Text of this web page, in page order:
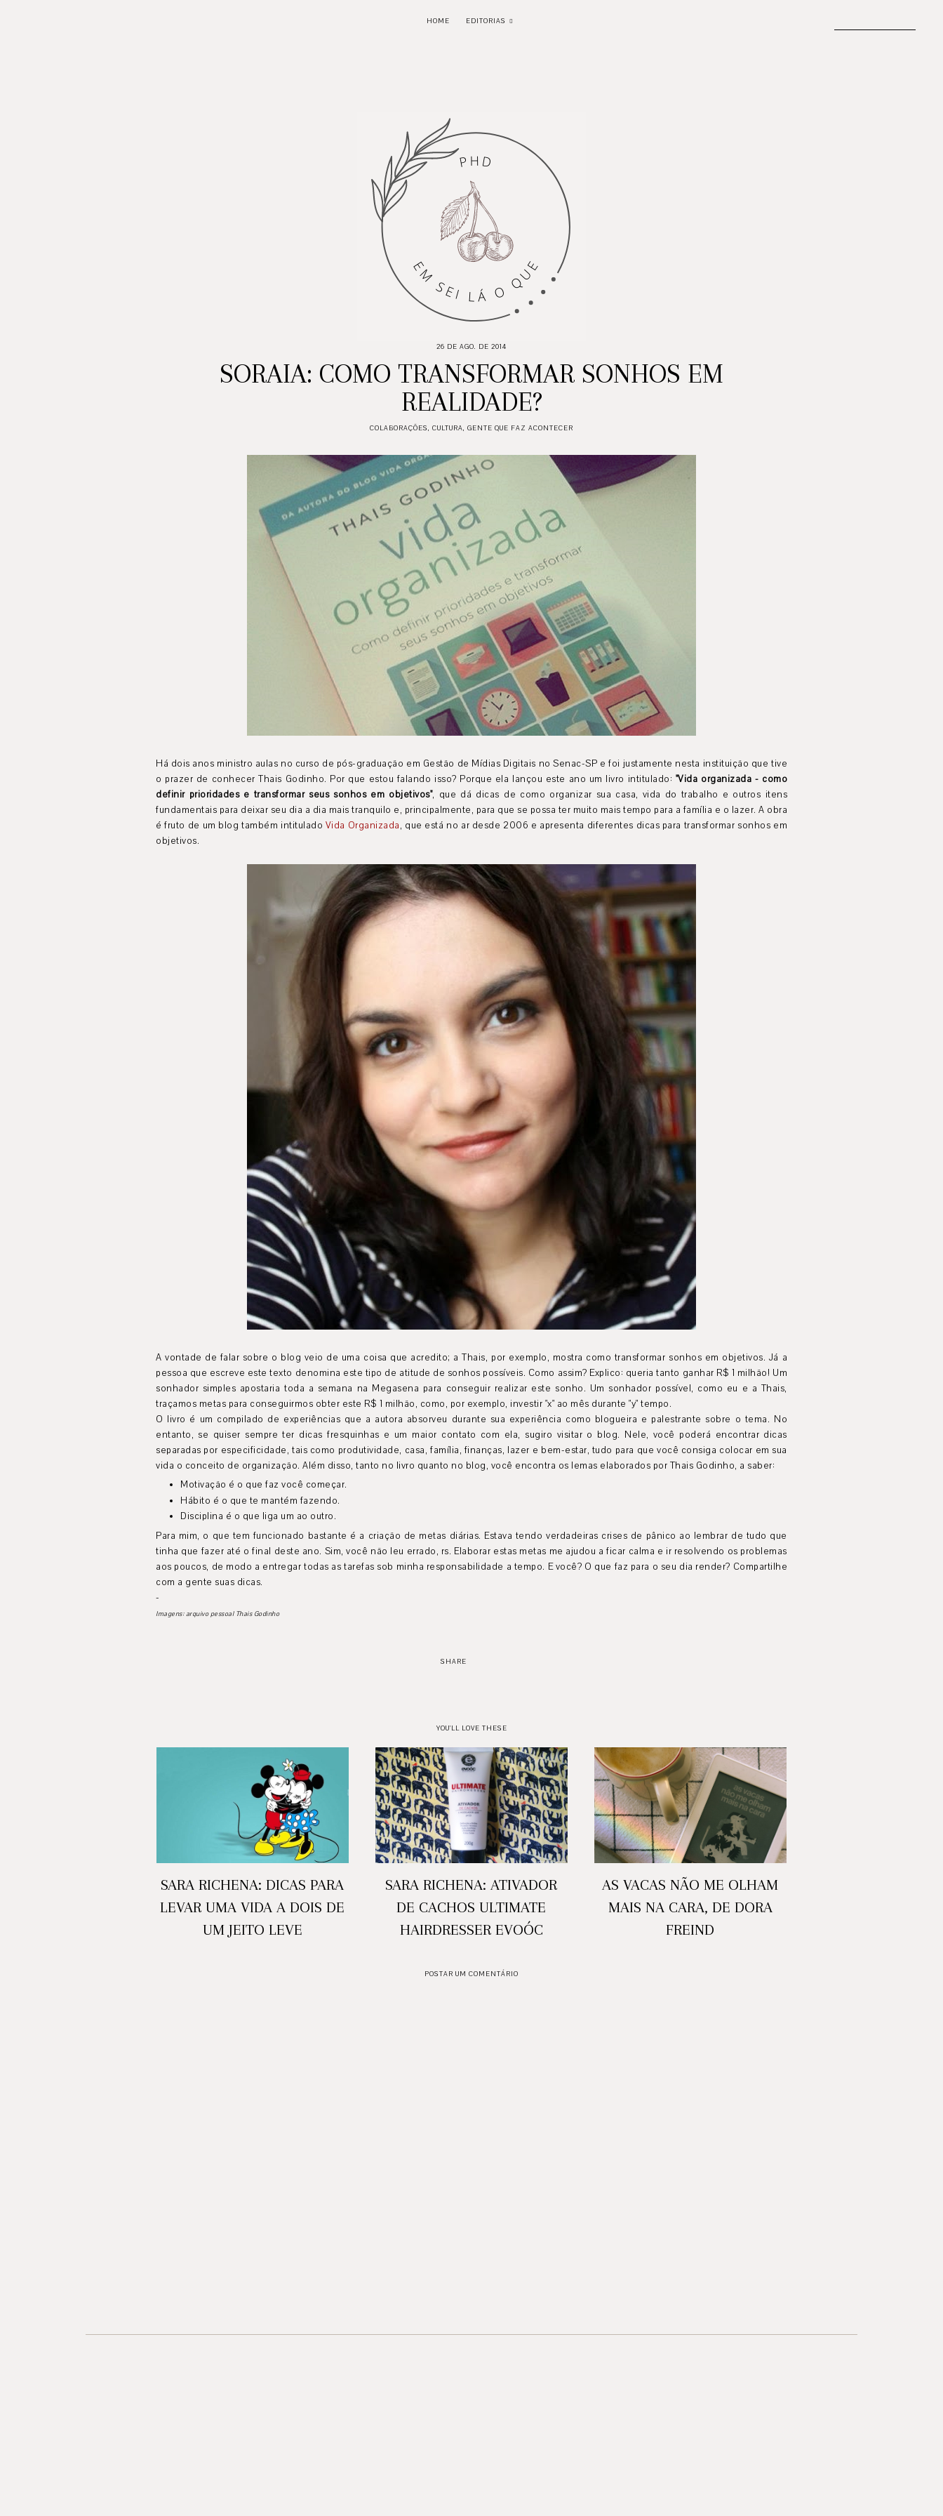
HOME EDITORIAS
26 DE AGO. DE 2014
SORAIA: COMO TRANSFORMAR SONHOS EM
REALIDADE?
COLABORAÇÕES, CULTURA, GENTE QUE FAZ ACONTECER
Há dois anos ministro aulas no curso de pós-graduação em Gestão de Mídias Digitais no Senac-SP e foi justamente nesta instituição que tive
o prazer de conhecer Thais Godinho. Por que estou falando isso? Porque ela lançou este ano um livro intitulado: "Vida organizada - como
definir prioridades e transformar seus sonhos em objetivos", que dá dicas de como organizar sua casa, vida do trabalho e outros itens
fundamentais para deixar seu dia a dia mais tranquilo e, principalmente, para que se possa ter muito mais tempo para a família e o lazer. A obra
é fruto de um blog também intitulado Vida Organizada, que está no ar desde 2006 e apresenta diferentes dicas para transformar sonhos em
objetivos.
A vontade de falar sobre o blog veio de uma coisa que acredito; a Thais, por exemplo, mostra como transformar sonhos em objetivos. Já a
pessoa que escreve este texto denomina este tipo de atitude de sonhos possíveis. Como assim? Explico: queria tanto ganhar R$ 1 milhão! Um
sonhador simples apostaria toda a semana na Megasena para conseguir realizar este sonho. Um sonhador possível, como eu e a Thais,
traçamos metas para conseguirmos obter este R$ 1 milhão, como, por exemplo, investir "x" ao mês durante "y" tempo.
O livro é um compilado de experiências que a autora absorveu durante sua experiência como blogueira e palestrante sobre o tema. No
entanto, se quiser sempre ter dicas fresquinhas e um maior contato com ela, sugiro visitar o blog. Nele, você poderá encontrar dicas
separadas por especificidade, tais como produtividade, casa, família, finanças, lazer e bem-estar, tudo para que você consiga colocar em sua
vida o conceito de organização. Além disso, tanto no livro quanto no blog, você encontra os lemas elaborados por Thais Godinho, a saber:
Motivação é o que faz você começar.
Hábito é o que te mantém fazendo.
Disciplina é o que liga um ao outro.
Para mim, o que tem funcionado bastante é a criação de metas diárias. Estava tendo verdadeiras crises de pânico ao lembrar de tudo que
tinha que fazer até o final deste ano. Sim, você não leu errado, rs. Elaborar estas metas me ajudou a ficar calma e ir resolvendo os problemas
aos poucos, de modo a entregar todas as tarefas sob minha responsabilidade a tempo. E você? O que faz para o seu dia render? Compartilhe
com a gente suas dicas.
-
Imagens: arquivo pessoal Thais Godinho
SHARE
YOU'LL LOVE THESE
SARA RICHENA: DICAS PARA
LEVAR UMA VIDA A DOIS DE
UM JEITO LEVE
SARA RICHENA: ATIVADOR
DE CACHOS ULTIMATE
HAIRDRESSER EVOÓC
AS VACAS NÃO ME OLHAM
MAIS NA CARA, DE DORA
FREIND
POSTAR UM COMENTÁRIO